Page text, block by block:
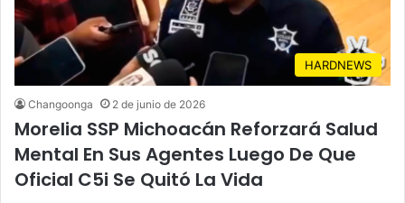
HARDNEWS
Changoonga 2 de junio de 2026
Morelia SSP Michoacán Reforzará Salud
Mental En Sus Agentes Luego De Que
Oficial C5i Se Quitó La Vida